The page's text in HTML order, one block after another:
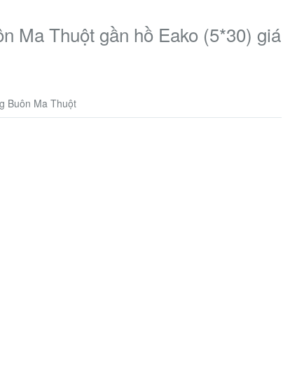
Ma Thuột gần hồ Eako (5*30) giá
Buôn Ma Thuột